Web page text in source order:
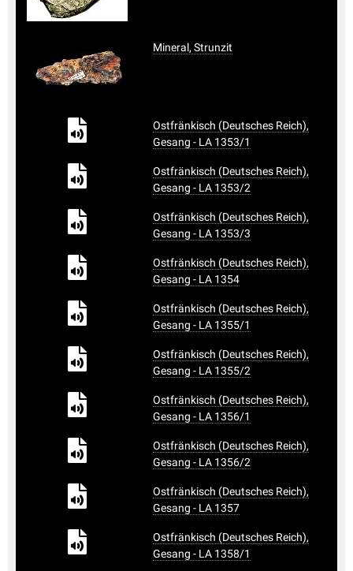
Mineral, Strunzit
Ostfränkisch (Deutsches Reich),
Gesang - LA 1353/1
Ostfränkisch (Deutsches Reich),
Gesang - LA 1353/2
Ostfränkisch (Deutsches Reich),
Gesang - LA 1353/3
Ostfränkisch (Deutsches Reich),
Gesang - LA 1354
Ostfränkisch (Deutsches Reich),
Gesang - LA 1355/1
Ostfränkisch (Deutsches Reich),
Gesang - LA 1355/2
Ostfränkisch (Deutsches Reich),
Gesang - LA 1356/1
Ostfränkisch (Deutsches Reich),
Gesang - LA 1356/2
Ostfränkisch (Deutsches Reich),
Gesang - LA 1357
Ostfränkisch (Deutsches Reich),
Gesang - LA 1358/1